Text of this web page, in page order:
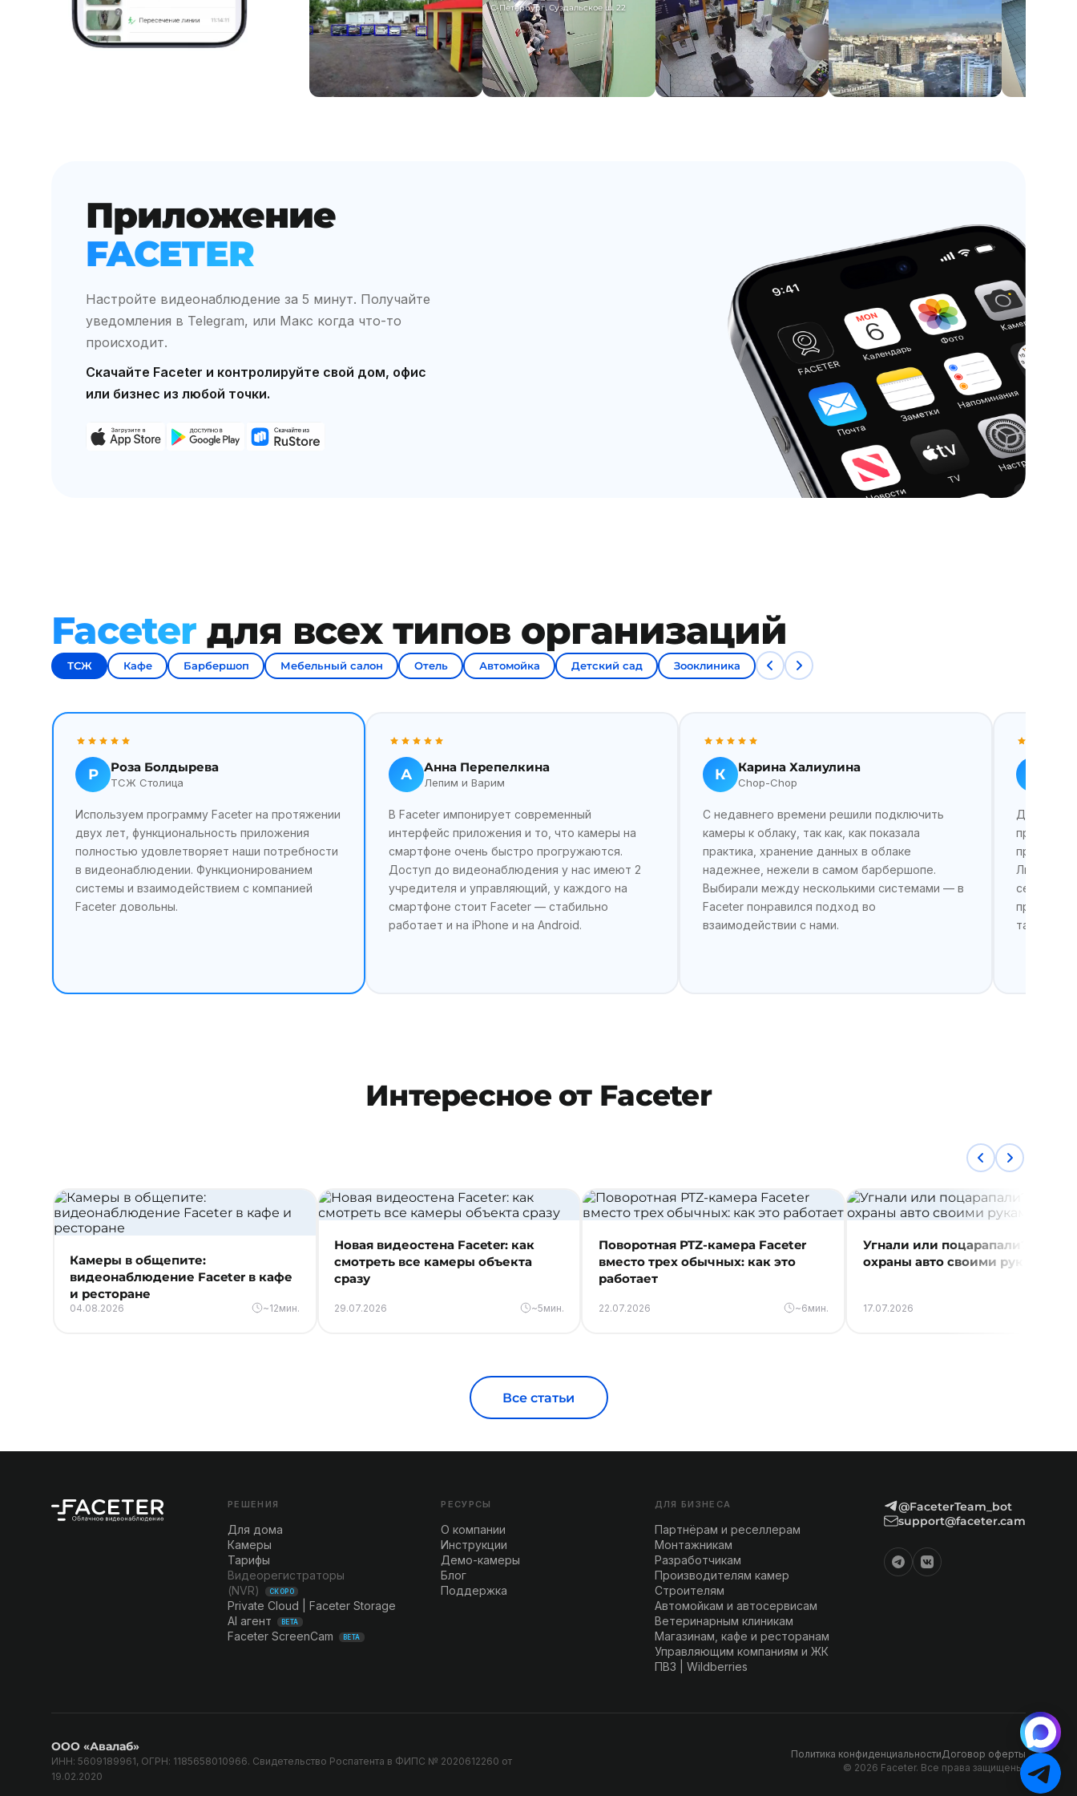
С-Петербург, Суздальское ш. 22
Приложение
FACETER
Настройте видеонаблюдение за 5 минут. Получайте
уведомления в Telegram, или Макс когда что-то
происходит.
Скачайте Faceter и контролируйте свой дом, офис
или бизнес из любой точки.
Faceter для всех типов организаций
ТСЖ Кафе Барбершоп Мебельный салон Отель Автомойка Детский сад Зооклиника
Р Роза Болдырева
ТСЖ Столица
Используем программу Faceter на протяжении
двух лет, функциональность приложения
полностью удовлетворяет наши потребности
в видеонаблюдении. Функционированием
системы и взаимодействием с компанией
Faceter довольны.
А Анна Перепелкина
Лепим и Варим
В Faceter импонирует современный
интерфейс приложения и то, что камеры на
смартфоне очень быстро прогружаются.
Доступ до видеонаблюдения у нас имеют 2
учредителя и управляющий, у каждого на
смартфоне стоит Faceter — стабильно
работает и на iPhone и на Android.
К Карина Халиулина
Chop-Chop
С недавнего времени решили подключить
камеры к облаку, так как, как показала
практика, хранение данных в облаке
надежнее, нежели в самом барбершопе.
Выбирали между несколькими системами — в
Faceter понравился подход во
взаимодействии с нами.
До
простая и
Любое
секунды,
тариф с
Интересное от Faceter
Камеры в общепите:
видеонаблюдение Faceter в кафе
и ресторане
04.08.2026 ~12мин.
Новая видеостена Faceter: как
смотреть все камеры объекта
сразу
29.07.2026 ~5мин.
Поворотная PTZ-камера Faceter
вместо трех обычных: как это
работает
22.07.2026 ~6мин.
Угнали или поцарапали?
охраны авто своими руками
17.07.2026
Все статьи
РЕШЕНИЯ
Для дома
Камеры
Тарифы
Видеорегистраторы
(NVR)
СКОРО
Private Cloud | Faceter Storage
AI агент
BETA
Faceter ScreenCam BETA
РЕСУРСЫ
О компании
Инструкции
Демо-камеры
Блог
Поддержка
ДЛЯ БИЗНЕСА
Партнёрам и реселлерам
Монтажникам
Разработчикам
Производителям камер
Строителям
Автомойкам и автосервисам
Ветеринарным клиникам
Магазинам, кафе и ресторанам
Управляющим компаниям и ЖК
ПВЗ | Wildberries
@FaceterTeam_bot
support@faceter.cam
ООО «Авалаб»
ИНН: 5609189961, ОГРН: 1185658010966. Свидетельство Роспатента в ФИПС № 2020612260 от
19.02.2020
Политика конфиденциальностиДоговор оферты
© 2026 Faceter. Все права защищены.